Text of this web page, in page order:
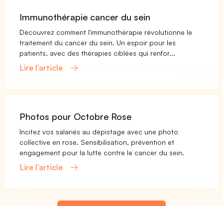
Immunothérapie cancer du sein
Découvrez comment l'immunothérapie révolutionne le
traitement du cancer du sein. Un espoir pour les
patients, avec des thérapies ciblées qui renfor...
Lire l’article
Photos pour Octobre Rose
Incitez vos salariés au dépistage avec une photo
collective en rose. Sensibilisation, prévention et
engagement pour la lutte contre le cancer du sein.
Lire l’article